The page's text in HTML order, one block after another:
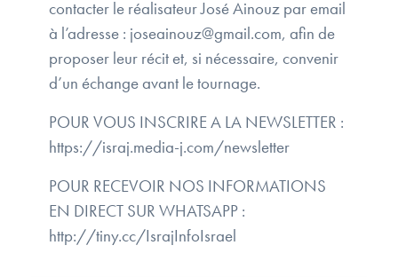
contacter le réalisateur José Ainouz par email
à l’adresse : joseainouz@gmail.com, afin de
proposer leur récit et, si nécessaire, convenir
d’un échange avant le tournage.
POUR VOUS INSCRIRE A LA NEWSLETTER :
https://israj.media-j.com/newsletter
POUR RECEVOIR NOS INFORMATIONS
EN DIRECT SUR WHATSAPP :
http://tiny.cc/IsrajInfoIsrael